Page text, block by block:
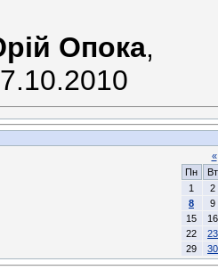
Опока,
«
Пн
Вт
1
2
8
9
15
16
22
23
29
30